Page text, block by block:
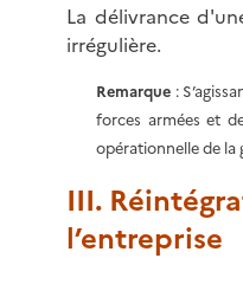
La délivrance
irrégulière.
Remarque :
forces armées et
opérationnelle de la
III.
l’entreprise